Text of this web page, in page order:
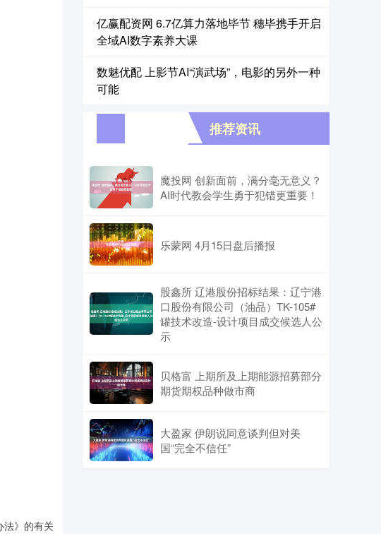
》的有关
亿赢配资网 6.7亿算力落地毕节 穗毕携手开启
全域AI数字素养大课
数魅优配 上影节AI“演武场”，电影的另外一种
可能
推荐资讯
魔投网 创新面前，满分毫无意义？
AI时代教会学生勇于犯错更重要！
乐蒙网 4月15日盘后播报
股鑫所 辽港股份招标结果：辽宁港
口股份有限公司（油品）TK-105#
罐技术改造-设计项目成交候选人公
示
贝格富 上期所及上期能源招募部分
期货期权品种做市商
大盈家 伊朗说同意谈判但对美
国“完全不信任”